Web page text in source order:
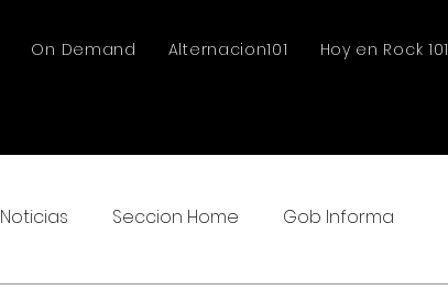
On Demand Alternacion101 Hoy en Rock 101
Noticias Seccion Home Gob Informa